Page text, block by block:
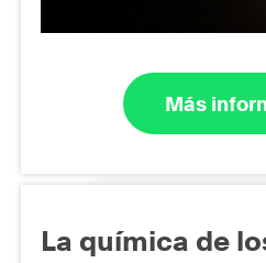
Más
La química de